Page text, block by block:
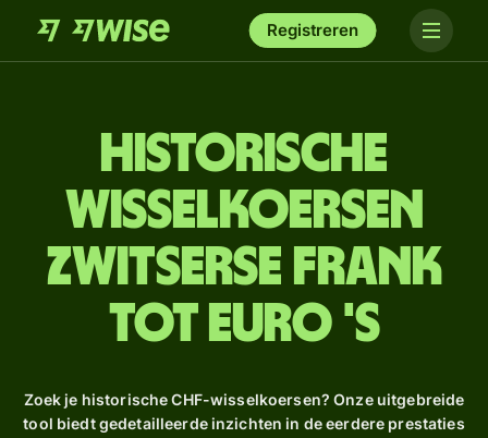
Registreren
Historische
wisselkoersen
Zwitserse frank
tot euro 's
Zoek je historische CHF-wisselkoersen? Onze uitgebreide
tool biedt gedetailleerde inzichten in de eerdere prestaties